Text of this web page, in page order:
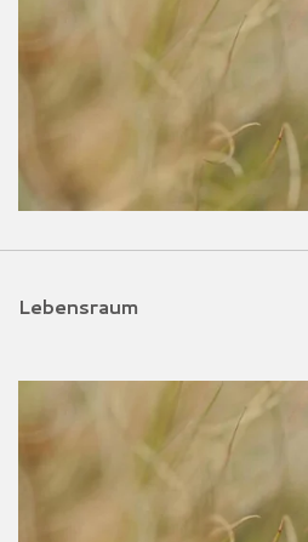
Lebensraum